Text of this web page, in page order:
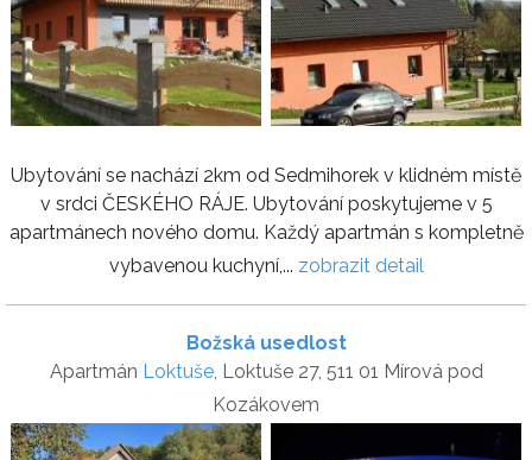
Ubytování se nachází 2km od Sedmihorek v klidném místě
v srdci ČESKÉHO RÁJE. Ubytování poskytujeme v 5
apartmánech nového domu. Každý apartmán s kompletně
vybavenou kuchyní,... zobrazit detail
Božská usedlost
Apartmán Loktuše, Loktuše 27, 511 01 Mírová pod
Kozákovem